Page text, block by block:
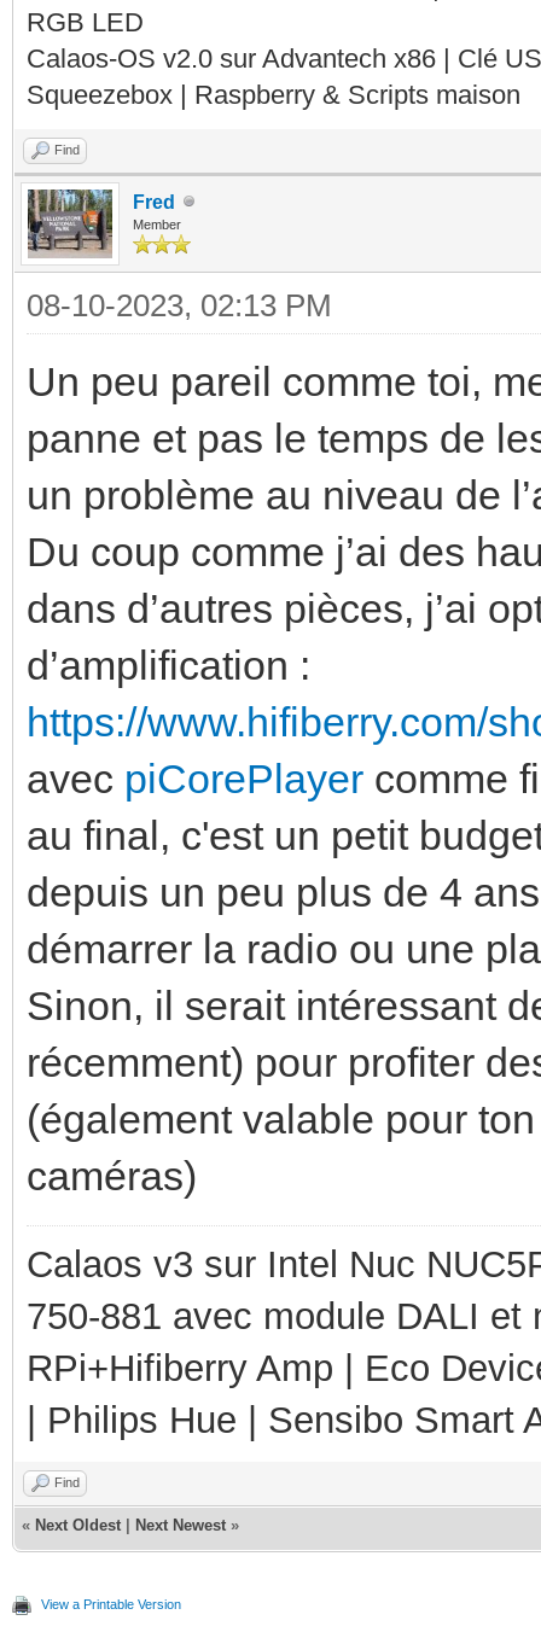
RGB LED
Calaos-OS v2.0 sur Advantech x86 | Clé
Squeezebox | Raspberry & Scripts maison
Find
Fred
Member
08-10-2023, 02:13 PM
Un peu pareil comme toi,
panne et pas le temps de
un problème au niveau de
Du coup comme j’ai des
dans d’autres pièces, j’ai
d’amplification :
https://www.hifiberry.com/
avec piCorePlayer comme
au final, c'est un petit
depuis un peu plus de 4
démarrer la radio ou une
Sinon, il serait intéressant
récemment) pour profiter
(également valable pour
caméras)
Calaos v3 sur Intel Nuc
750-881 avec module DALI
RPi+Hifiberry Amp | Eco
| Philips Hue | Sensibo Smart
Find
« Next Oldest Next Newest »
View a Printable Version